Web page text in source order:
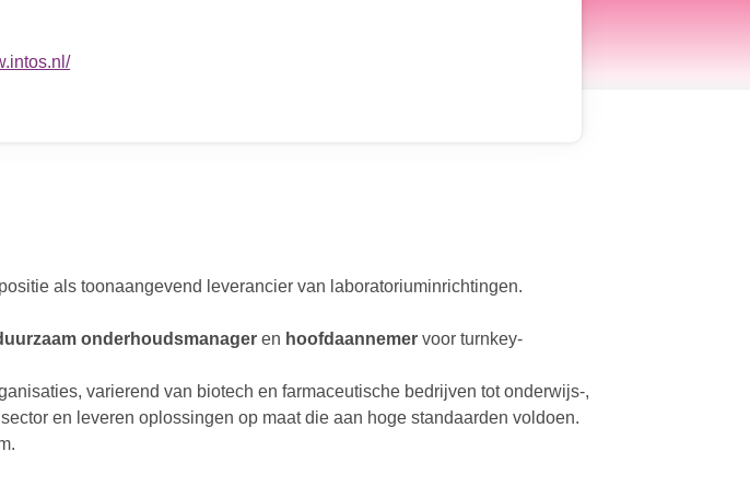
als toonaangevend leverancier van laboratoriuminrichtingen.
onderhoudsmanager en hoofdaannemer voor turnkey-
varierend van biotech en farmaceutische bedrijven tot onderwijs-,
en leveren oplossingen op maat die aan hoge standaarden voldoen.